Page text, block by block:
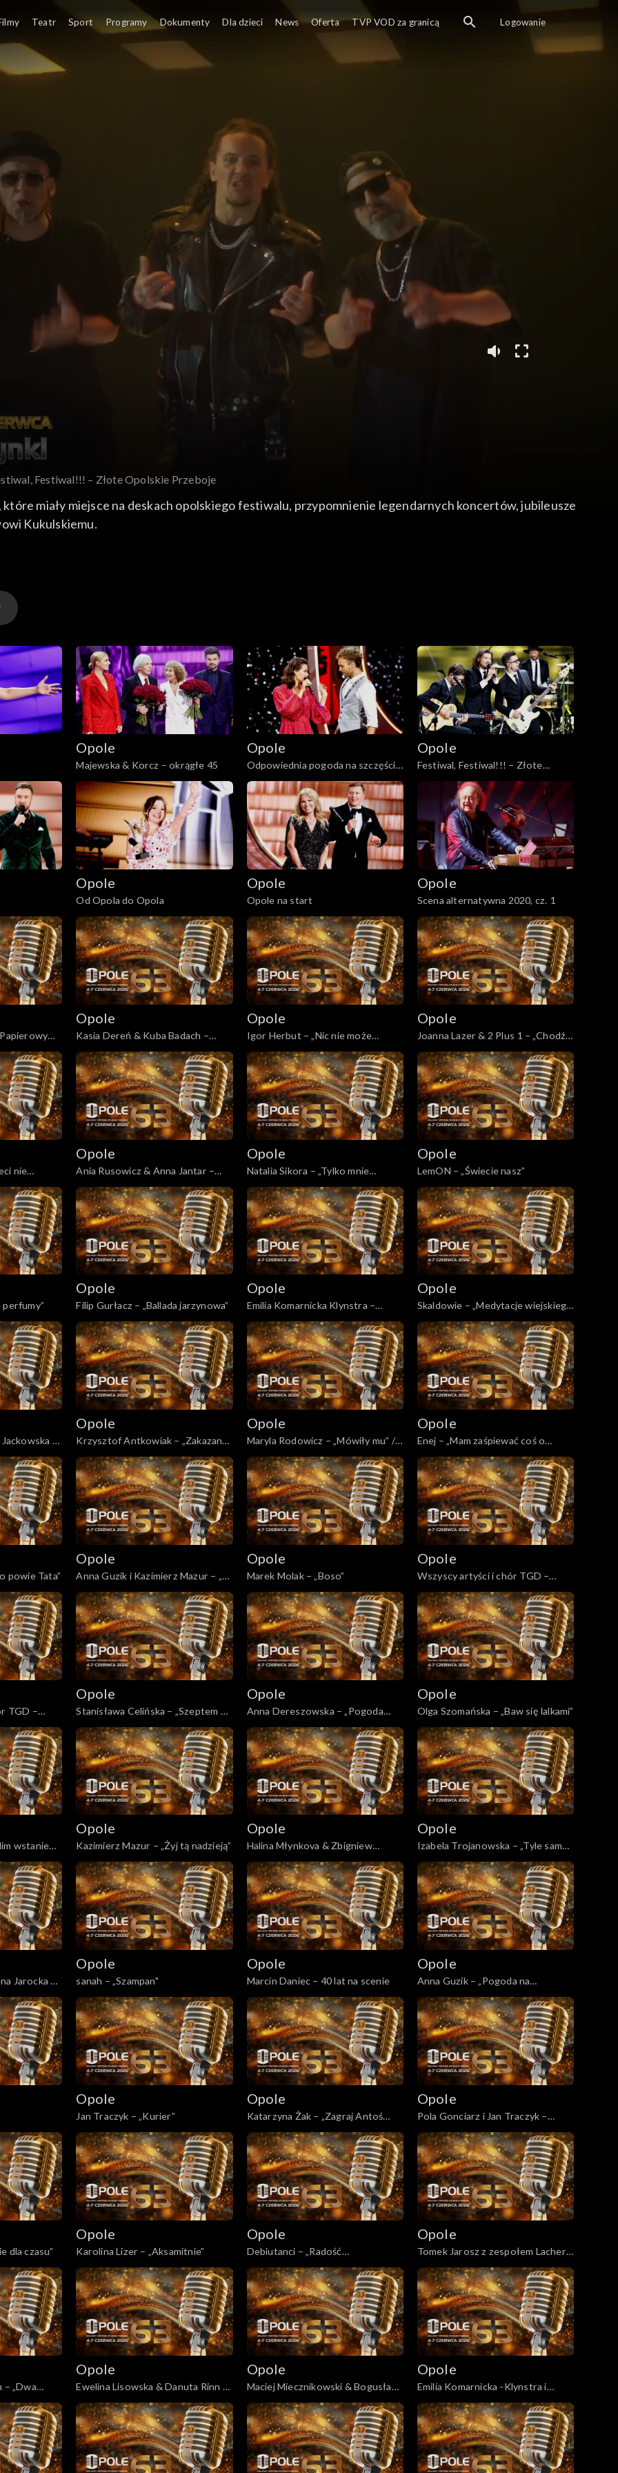
Festiwal!!! – Złote Opolskie Przeboje
miały miejsce na deskach opolskiego festiwalu, przypomnienie legendarnych koncertów, jubileusze
Kukulskiemu.
45!
Opole
Majewska & Korcz – okrągłe 45
Opole
Odpowiednia pogoda na szczęście
czyli nadzieje poetów
Opole
Festiwal, Festiwal!!! – Złote
Opolskie Przeboje
Opole
Od Opola do Opola
Opole
Opole na start
Opole
Scena alternatywna 2020, cz. 1
Opole
Kasia Dereń & Kuba Badach –
„Ktoś między nami”
Opole
Igor Herbut – „Nic nie może
przecież wiecznie trwać”
Opole
Joanna Lazer & 2 Plus 1 – „Chodź,
pomaluj mój świat”
nie
/ „Idź
Opole
Ania Rusowicz & Anna Jantar –
„Tyle słońca w całym mieście”
Opole
Natalia Sikora – „Tylko mnie
poproś do tańca”
Opole
LemON – „Świecie nasz”
perfumy”
Opole
Filip Gurłacz – „Ballada jarzynowa”
Opole
Emilia Komarnicka Klynstra –
„Wszystko ma swój czas”
Opole
Skaldowie – „Medytacje wiejskiego
listonosza” / „Wiolonczelistka” /
„Wszystko mi mówi, że mnie ktoś
pokochał”
–
Opole
Krzysztof Antkowiak – „Zakazany
owoc”
Opole
Maryla Rodowicz – „Mówiły mu” /
„Ballada wagonowa” / „Wariatka
tańczy”
Opole
Enej – „Mam zaśpiewać coś o
cyrku”
powie Tata”
Opole
Anna Guzik i Kazimierz Mazur – „W
żółtych płomieniach liści”
Opole
Marek Molak – „Boso”
Opole
Wszyscy artyści i chór TGD –
„Sobie i wam”
TGD –
Opole
Stanisława Celińska – „Szeptem do
mnie mów”
Opole
Anna Dereszowska – „Pogoda
ducha”
Opole
Olga Szomańska – „Baw się lalkami”
wstanie
Opole
Kazimierz Mazur – „Żyj tą nadzieją”
Opole
Halina Młynkova & Zbigniew
Wodecki – „Lubię wracać tam,
gdzie byłem”
Opole
Izabela Trojanowska – „Tyle samo
prawd ile kłamstw” / „Pieśń o
cegle” / „Wszystko czego dziś
chcę”
Jarocka –
Opole
sanah – „Szampan"
Opole
Marcin Daniec – 40 lat na scenie
Opole
Anna Guzik – „Pogoda na
szczęście”
Opole
Jan Traczyk – „Kurier”
Opole
Katarzyna Żak – „Zagraj Antoś
tango”
Opole
Pola Gonciarz i Jan Traczyk –
„Bombonierka”
dla czasu”
Opole
Karolina Lizer – „Aksamitnie”
Opole
Debiutanci – „Radość
najpiękniejszych lat”
Opole
Tomek Jarosz z zespołem Lachersi
– „Twoja szansa”
– „Dwa
armia”
Opole
Ewelina Lisowska & Danuta Rinn –
„Gdzie ci mężczyźni”
Opole
Maciej Miecznikowski & Bogusław
Mec – „Jej portret”
Opole
Emilia Komarnicka -Klynstra i
Redbad Klynstra-Komarnicki –
„Jutro możemy być szczęśliwi”
Teatr Sport Programy Dokumenty Dla dzieci News Oferta TVP VOD za granicą Logowanie